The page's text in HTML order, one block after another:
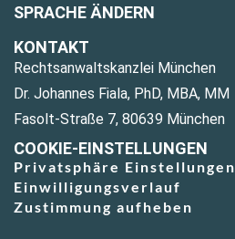
SPRACHE ÄNDERN
KONTAKT
Rechtsanwaltskanzlei München
Dr. Johannes Fiala, PhD, MBA, MM
Fasolt-Straße 7, 80639 München
COOKIE-EINSTELLUNGEN
Privatsphäre Einstellungen
Einwilligungsverlauf
Zustimmung aufheben